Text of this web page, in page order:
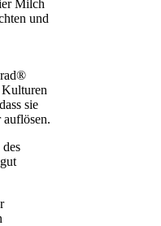
Milch
und
sie
auflösen.